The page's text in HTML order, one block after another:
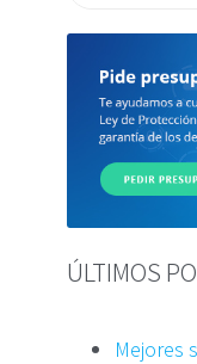
ÚLTIMOS
Mejores